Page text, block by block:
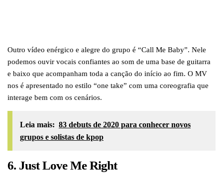
Outro vídeo enérgico e alegre do grupo é “Call Me Baby”. Nele
podemos ouvir vocais confiantes ao som de uma base de guitarra
e baixo que acompanham toda a canção do início ao fim. O MV
nos é apresentado no estilo “one take” com uma coreografia que
interage bem com os cenários.
Leia mais: 83 debuts de 2020 para conhecer novos
grupos e solistas de kpop
6. JustLove Me Right